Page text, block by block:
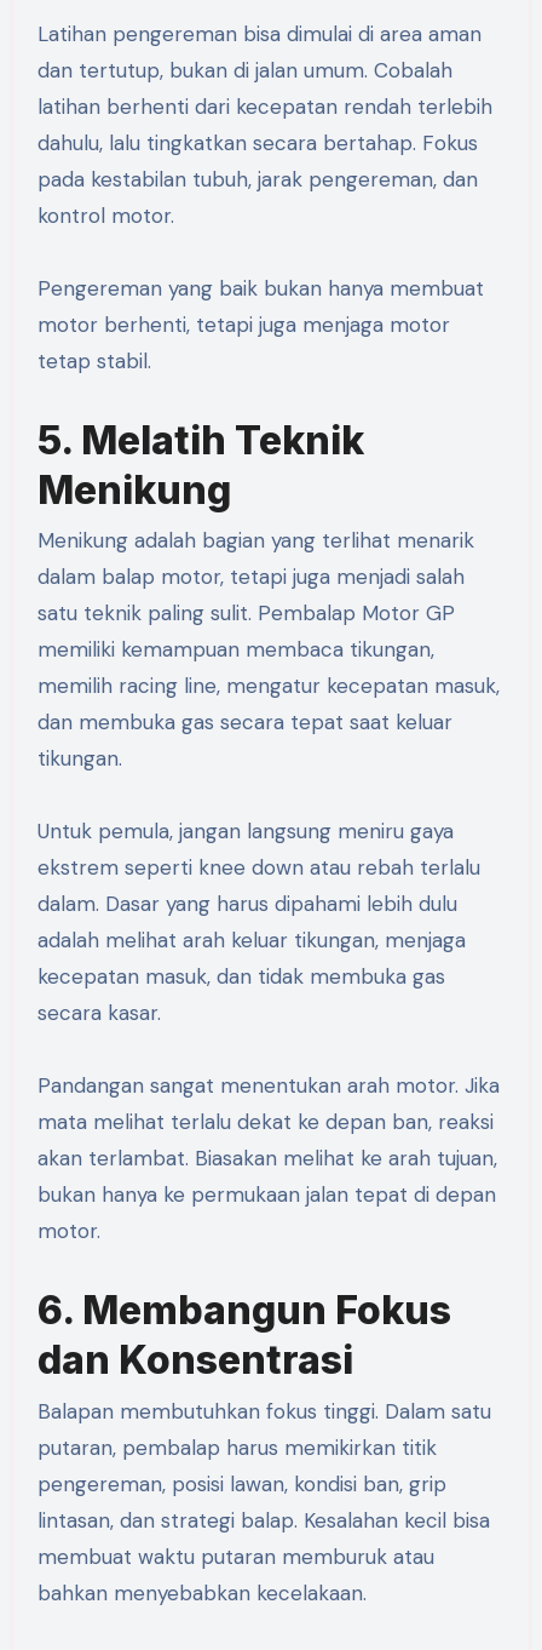
Latihan pengereman bisa dimulai di area aman
dan tertutup, bukan di jalan umum. Cobalah
latihan berhenti dari kecepatan rendah terlebih
dahulu, lalu tingkatkan secara bertahap. Fokus
pada kestabilan tubuh, jarak pengereman, dan
kontrol motor.
Pengereman yang baik bukan hanya membuat
motor berhenti, tetapi juga menjaga motor
tetap stabil.
5. Melatih Teknik
Menikung
Menikung adalah bagian yang terlihat menarik
dalam balap motor, tetapi juga menjadi salah
satu teknik paling sulit. Pembalap Motor GP
memiliki kemampuan membaca tikungan,
memilih racing line, mengatur kecepatan masuk,
dan membuka gas secara tepat saat keluar
tikungan.
Untuk pemula, jangan langsung meniru gaya
ekstrem seperti knee down atau rebah terlalu
dalam. Dasar yang harus dipahami lebih dulu
adalah melihat arah keluar tikungan, menjaga
kecepatan masuk, dan tidak membuka gas
secara kasar.
Pandangan sangat menentukan arah motor. Jika
mata melihat terlalu dekat ke depan ban, reaksi
akan terlambat. Biasakan melihat ke arah tujuan,
bukan hanya ke permukaan jalan tepat di depan
motor.
6. Membangun Fokus
dan Konsentrasi
Balapan membutuhkan fokus tinggi. Dalam satu
putaran, pembalap harus memikirkan titik
pengereman, posisi lawan, kondisi ban, grip
lintasan, dan strategi balap. Kesalahan kecil bisa
membuat waktu putaran memburuk atau
bahkan menyebabkan kecelakaan.